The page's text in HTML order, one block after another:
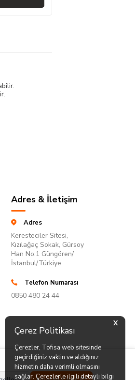
X
Çerez Politikası
Çerezler, Tofisa web sitesinde
geçirdiğiniz vaktin ve aldığınız
hizmetin daha verimli olmasını
sağlar. Çerezlerle ilgili detaylı bilgi
Adres & İletişim
Adres
Keresteciler Sitesi,
Kızılağaç Sokak, Gürsoy
Han No:1 Güngören/
İstanbul/Türkiye
Telefon Numarası
0850 480 24 44